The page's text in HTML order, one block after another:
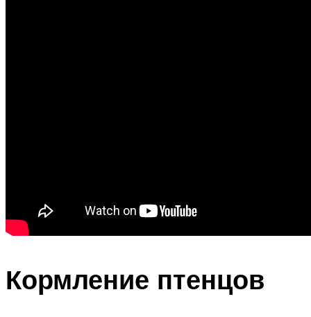
Кормление птенцов